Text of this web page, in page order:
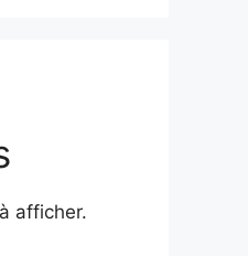
afficher.